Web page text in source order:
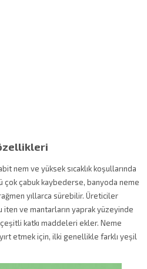
nem ve yüksek sıcaklık koşullarında
çok çabuk kaybederse, banyoda neme
yıllarca sürebilir. Üreticiler
ve mantarların yaprak yüzeyinde
çeşitli katkı maddeleri ekler. Neme
etmek için, ilki genellikle farklı yeşil